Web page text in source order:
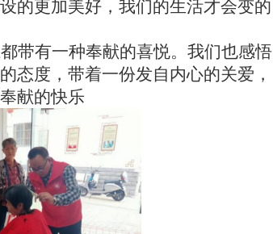
的更加美好，我们的生活才会变的
带有一种奉献的喜悦。 我们也感悟
态度，带着一份发自内心的关爱，
奉献的快乐